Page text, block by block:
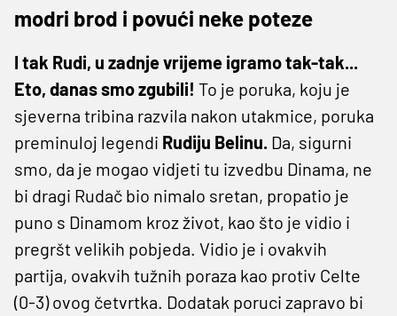
modri brod i povući neke poteze
I tak Rudi, u zadnje vrijeme igramo tak-tak...
Eto, danas smo zgubili! To je poruka, koju je
sjeverna tribina razvila nakon utakmice, poruka
preminuloj legendi Rudiju Belinu. Da, sigurni
smo, da je mogao vidjeti tu izvedbu Dinama, ne
bi dragi Rudač bio nimalo sretan, propatio je
puno s Dinamom kroz život, kao što je vidio i
pregršt velikih pobjeda. Vidio je i ovakvih
partija, ovakvih tužnih poraza kao protiv Celte
(0-3) ovog četvrtka. Dodatak poruci zapravo bi